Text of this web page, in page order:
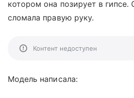
котором она позирует в гипсе.
сломала правую руку.
Контент недоступен
Модель написала: